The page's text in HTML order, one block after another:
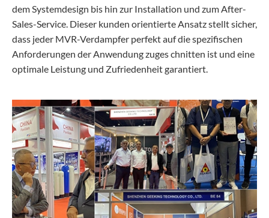
dem Systemdesign bis hin zur Installation und zum After-
Sales-Service. Dieser kunden orientierte Ansatz stellt sicher,
dass jeder MVR-Verdampfer perfekt auf die spezifischen
Anforderungen der Anwendung zuges chnitten ist und eine
optimale Leistung und Zufriedenheit garantiert.